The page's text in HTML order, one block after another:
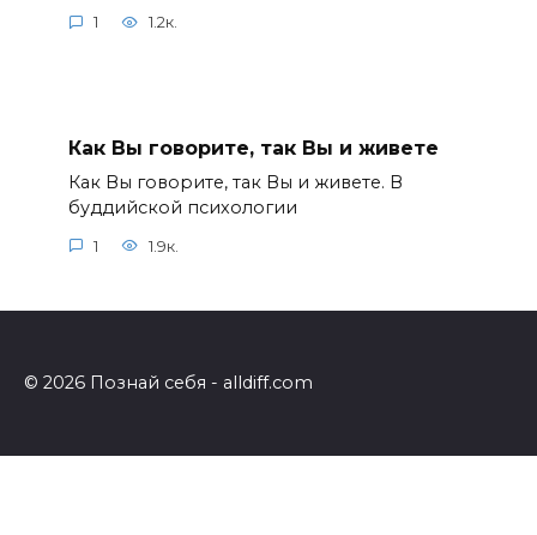
1 1.2к.
Как Вы говорите, так Вы и живете
Как Вы говорите, так Вы и живете. В
буддийской психологии
1 1.9к.
© 2026 Познай себя - alldiff.com